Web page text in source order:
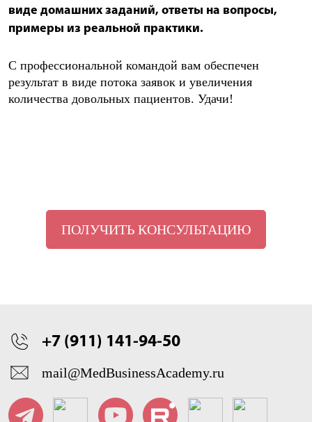
виде домашних заданий, ответы на вопросы,
примеры из реальной практики.
С профессиональной командой вам обеспечен
результат в виде потока заявок и увеличения
количества довольных пациентов. Удачи!
ПОЛУЧИТЬ КОНСУЛЬТАЦИЮ
+7 (911) 141-94-50
mail@MedBusinessAcademy.ru